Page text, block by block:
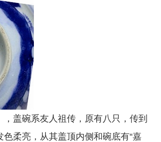
盖碗系友人祖传，原有八只，传到
柔亮，从其盖顶内侧和碗底有“嘉